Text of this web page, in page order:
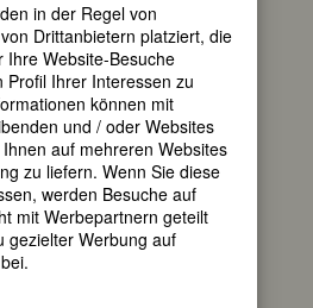
in der Regel von
Drittanbietern platziert, die
Ihre Website-Besuche
Profil Ihrer Interessen zu
können mit
und / oder Websites
auf mehreren Websites
zu liefern. Wenn Sie diese
werden Besuche auf
mit Werbepartnern geteilt
gezielter Werbung auf